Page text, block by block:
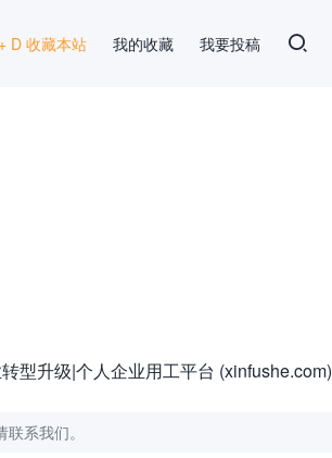
我的收藏 我要投稿
D 收藏本站
型升级|个人企业用工平台 (xinfushe.com)
系我们。